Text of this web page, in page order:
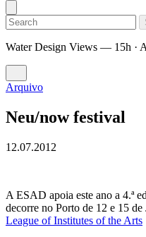
Water Design Views — 15h ·
Arquivo
Neu/now festival
12.07.2012
A ESAD apoia este ano a 4.ª
decorre no Porto de 12 e 15
League of Institutes of the Arts